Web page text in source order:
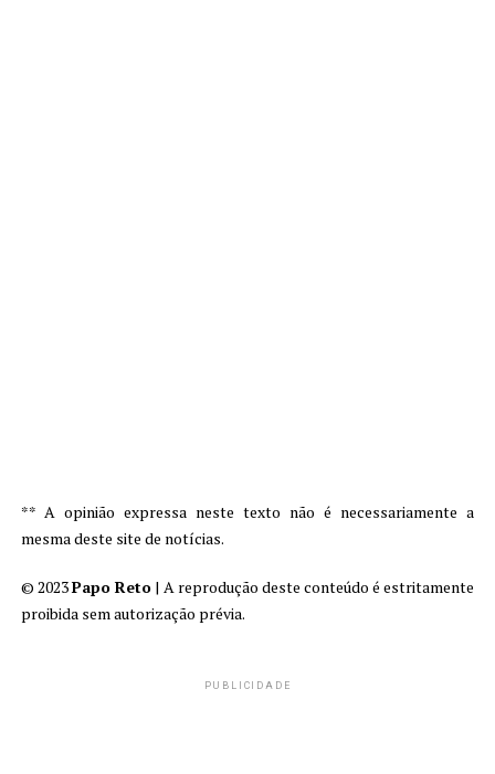
** A opinião expressa neste texto não é necessariamente a
mesma deste site de notícias.
© 2023Papo Reto | A reprodução deste conteúdo é estritamente
proibida sem autorização prévia.
PUBLICIDADE